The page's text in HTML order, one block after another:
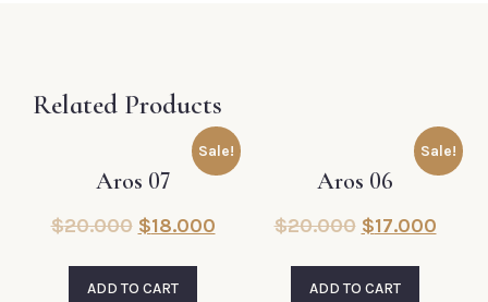
Related Products
Sale!
Aros 07
$20.000 $18.000
ADD TO CART
Sale!
Aros 06
$20.000 $17.000
ADD TO CART